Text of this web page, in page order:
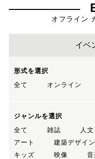
オフライン
イベ
形式を選択
全て
オンライン
ジャンルを選択
全て
雑誌 人文
アート
建築デザイン
キッズ
映像 音